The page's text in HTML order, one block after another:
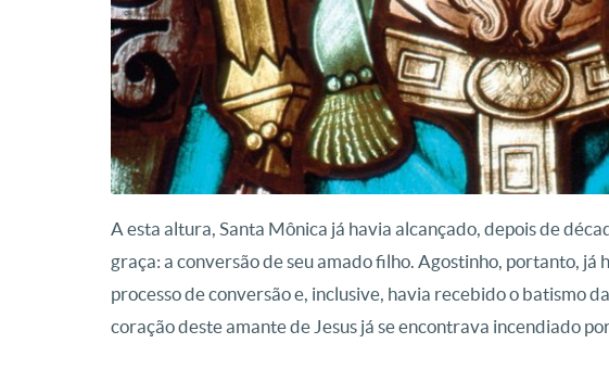
A esta altura, Santa Mônica já havia alcançado, depois de
graça: a conversão de seu amado filho. Agostinho, portanto, já
processo de conversão e, inclusive, havia recebido o batismo
coração deste amante de Jesus já se encontrava incendiado